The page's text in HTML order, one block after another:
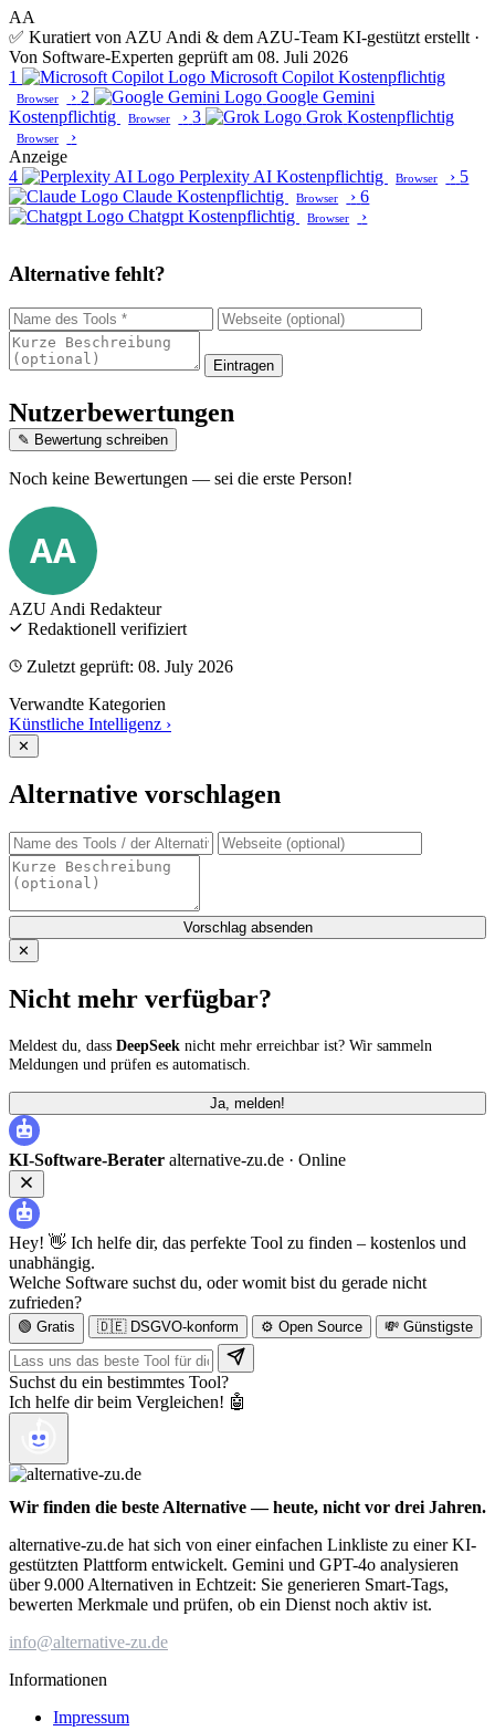
AA
✅ Kuratiert von AZU Andi & dem AZU-Team KI-gestützt erstellt ·
Von Software-Experten geprüft am 08. Juli 2026
1
Microsoft Copilot Kostenpflichtig
Browser › 2
Google Gemini
Kostenpflichtig
Browser › 3 Grok Kostenpflichtig
Browser
›
Anzeige
4
Perplexity AI Kostenpflichtig Browser › 5
Claude Kostenpflichtig Browser › 6
Chatgpt Kostenpflichtig Browser ›
Alternative fehlt?
Eintragen
Nutzerbewertungen
✎ Bewertung schreiben
Noch keine Bewertungen — sei die erste Person!
AA
AZU Andi Redakteur
Redaktionell verifiziert
Zuletzt geprüft: 08. July 2026
Verwandte Kategorien
Künstliche Intelligenz ›
✕
Alternative vorschlagen
Vorschlag absenden
✕
Nicht mehr verfügbar?
Meldest du, dass DeepSeek nicht mehr erreichbar ist? Wir sammeln
Meldungen und prüfen es automatisch.
Ja, melden!
KI-Software-Berater alternative-zu.de · Online
Hey! 👋 Ich helfe dir, das perfekte Tool zu finden – kostenlos und
unabhängig.
Welche Software suchst du, oder womit bist du gerade nicht
zufrieden?
🟢 Gratis 🇩🇪 DSGVO-konform ⚙️ Open Source 💸 Günstigste
Suchst du ein bestimmtes Tool?
Ich helfe dir beim Vergleichen! 🤖
Wir finden die beste Alternative — heute, nicht vor drei Jahren.
alternative-zu.de hat sich von einer einfachen Linkliste zu einer KI-
gestützten Plattform entwickelt. Gemini und GPT-4o analysieren
über 9.000 Alternativen in Echtzeit: Sie generieren Smart-Tags,
bewerten Merkmale und prüfen, ob ein Dienst noch aktiv ist.
info@alternative-zu.de
Informationen
Impressum